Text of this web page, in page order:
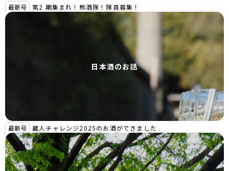
最新号 第2 期集まれ！熊酒隊！隊員募集！
日本酒のお話
最新号 蔵人チャレンジ2025のお酒ができました